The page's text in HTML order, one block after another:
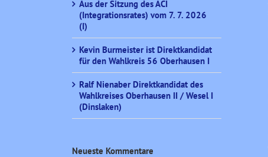
Aus der Sitzung des ACI
(Integrationsrates) vom 7. 7. 2026
(I)
Kevin Burmeister ist Direktkandidat
für den Wahlkreis 56 Oberhausen I
Ralf Nienaber Direktkandidat des
Wahlkreises Oberhausen II / Wesel I
(Dinslaken)
Neueste Kommentare